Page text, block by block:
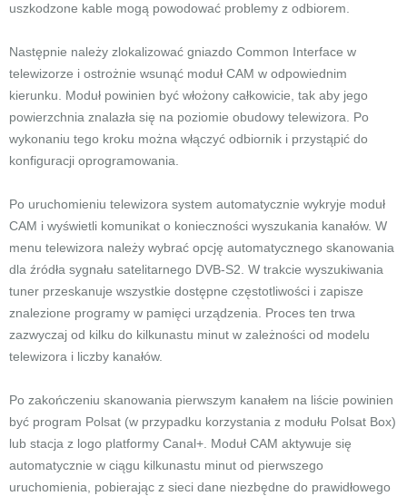
uszkodzone kable mogą powodować problemy z odbiorem.
Następnie należy zlokalizować gniazdo Common Interface w
telewizorze i ostrożnie wsunąć moduł CAM w odpowiednim
kierunku. Moduł powinien być włożony całkowicie, tak aby jego
powierzchnia znalazła się na poziomie obudowy telewizora. Po
wykonaniu tego kroku można włączyć odbiornik i przystąpić do
konfiguracji oprogramowania.
Po uruchomieniu telewizora system automatycznie wykryje moduł
CAM i wyświetli komunikat o konieczności wyszukania kanałów. W
menu telewizora należy wybrać opcję automatycznego skanowania
dla źródła sygnału satelitarnego DVB-S2. W trakcie wyszukiwania
tuner przeskanuje wszystkie dostępne częstotliwości i zapisze
znalezione programy w pamięci urządzenia. Proces ten trwa
zazwyczaj od kilku do kilkunastu minut w zależności od modelu
telewizora i liczby kanałów.
Po zakończeniu skanowania pierwszym kanałem na liście powinien
być program Polsat (w przypadku korzystania z modułu Polsat Box)
lub stacja z logo platformy Canal+. Moduł CAM aktywuje się
automatycznie w ciągu kilkunastu minut od pierwszego
uruchomienia, pobierając z sieci dane niezbędne do prawidłowego